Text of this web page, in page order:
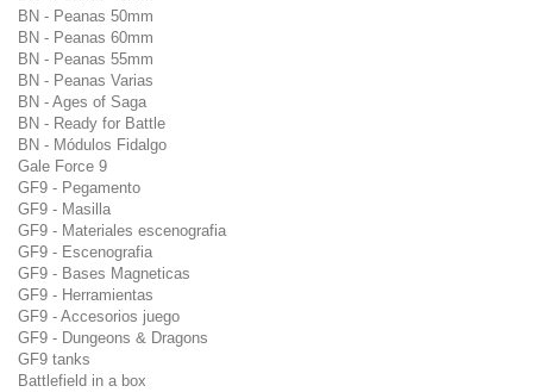
BN - Peanas 50mm
BN - Peanas 60mm
BN - Peanas 55mm
BN - Peanas Varias
BN - Ages of Saga
BN - Ready for Battle
BN - Módulos Fidalgo
Gale Force 9
GF9 - Pegamento
GF9 - Masilla
GF9 - Materiales escenografia
GF9 - Escenografia
GF9 - Bases Magneticas
GF9 - Herramientas
GF9 - Accesorios juego
GF9 - Dungeons & Dragons
GF9 tanks
Battlefield in a box